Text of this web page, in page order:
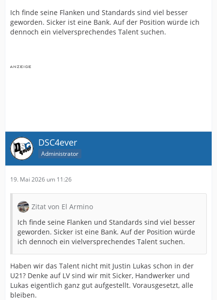
Ich finde seine Flanken und Standards sind viel besser
geworden. Sicker ist eine Bank. Auf der Position würde ich
dennoch ein vielversprechendes Talent suchen.
DSC4ever
Administrator
19. Mai 2026 um 11:26
Zitat von El Armino
Ich finde seine Flanken und Standards sind viel besser
geworden. Sicker ist eine Bank. Auf der Position würde
ich dennoch ein vielversprechendes Talent suchen.
Haben wir das Talent nicht mit Justin Lukas schon in der
U21? Denke auf LV sind wir mit Sicker, Handwerker und
Lukas eigentlich ganz gut aufgestellt. Vorausgesetzt, alle
bleiben.